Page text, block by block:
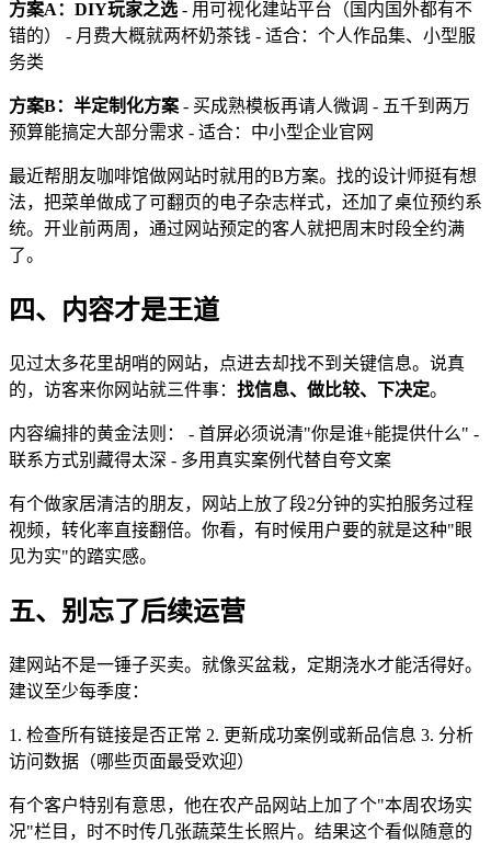
方案A：DIY玩家之选 - 用可视化建站平台（国内国外都有不
错的） - 月费大概就两杯奶茶钱 - 适合：个人作品集、小型服
务类
方案B：半定制化方案 - 买成熟模板再请人微调 - 五千到两万
预算能搞定大部分需求 - 适合：中小型企业官网
最近帮朋友咖啡馆做网站时就用的B方案。找的设计师挺有想
法，把菜单做成了可翻页的电子杂志样式，还加了桌位预约系
统。开业前两周，通过网站预定的客人就把周末时段全约满
了。
四、内容才是王道
见过太多花里胡哨的网站，点进去却找不到关键信息。说真
的，访客来你网站就三件事： 找信息、做比较、下决定。
内容编排的黄金法则： - 首屏必须说清"你是谁+能提供什么" -
联系方式别藏得太深 - 多用真实案例代替自夸文案
有个做家居清洁的朋友，网站上放了段2分钟的实拍服务过程
视频，转化率直接翻倍。你看，有时候用户要的就是这种"眼
见为实"的踏实感。
五、别忘了后续运营
建网站不是一锤子买卖。就像买盆栽，定期浇水才能活得好。
建议至少每季度：
1. 检查所有链接是否正常 2. 更新成功案例或新品信息 3. 分析
访问数据（哪些页面最受欢迎）
有个客户特别有意思，他在农产品网站上加了个"本周农场实
况"栏目，时不时传几张蔬菜生长照片。结果这个看似随意的